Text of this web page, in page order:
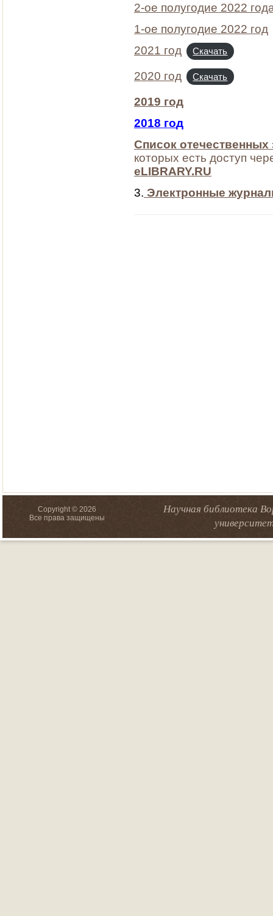
2-ое полугодие 2022
1-ое полугодие 2022 год
2021 год
Скачать
2020 год Скачать
2019 год
2018 год
Список
которых есть доступ
eLIBRARY.RU
3. Электронные
Copyright © 2026
Все права защищены
Научная библиотека